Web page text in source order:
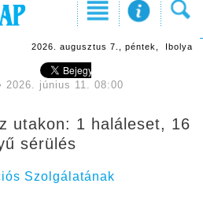
2026. augusztus 7., péntek, Ibolya
2026. június 11. 08:00
utakon: 1 haláleset, 16
sérülés
Szolgálatának